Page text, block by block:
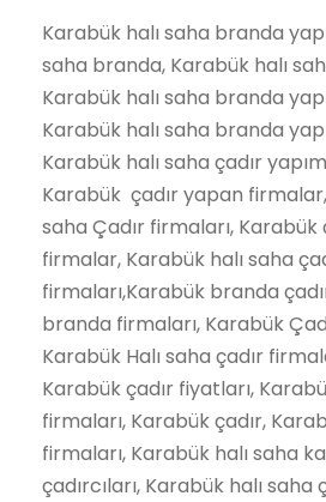
Karabük halı saha branda
saha branda, Karabük halı
Karabük halı saha branda
Karabük halı saha branda
Karabük halı saha çadır
Karabük çadır yapan
saha Çadır firmaları, Karabük
firmalar, Karabük halı saha
firmaları,Karabük branda
branda firmaları, Karabük
Karabük Halı saha çadır
Karabük çadır fiyatları,
firmaları, Karabük çadır,
firmaları, Karabük halı saha
çadırcıları, Karabük halı saha